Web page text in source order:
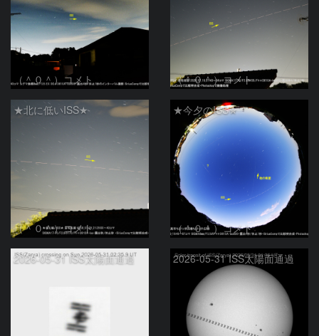
（＾０＾）コメト （＾０＾）コメト
★北に低いISS★
（＾０＾）コメト
★今夕のISS★
（＾０＾）コメト
2026-05-31 ISS太陽面通過 2026-05-31 ISS太陽面通過